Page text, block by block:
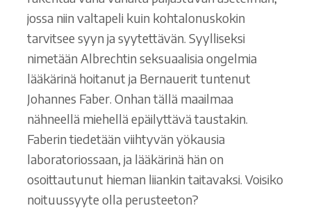
jossa niin valtapeli kuin kohtalonuskokin
tarvitsee syyn ja syytettävän. Syylliseksi
nimetään Albrechtin seksuaalisia ongelmia
lääkärinä hoitanut ja Bernauerit tuntenut
Johannes Faber. Onhan tällä maailmaa
nähneellä miehellä epäilyttävä taustakin.
Faberin tiedetään viihtyvän yökausia
laboratoriossaan, ja lääkärinä hän on
osoittautunut hieman liiankin taitavaksi. Voisiko
noituussyyte olla perusteeton?